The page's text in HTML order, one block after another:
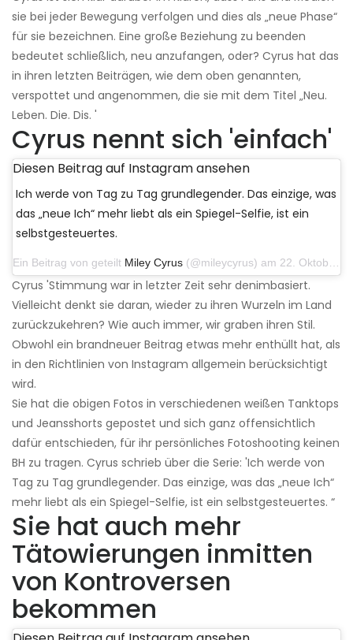
sie bei jeder Bewegung verfolgen und dies als „neue Phase“
für sie bezeichnen. Eine große Beziehung zu beenden
bedeutet schließlich, neu anzufangen, oder? Cyrus hat das
in ihren letzten Beiträgen, wie dem oben genannten,
verspottet und angenommen, die sie mit dem Titel „Neu.
Leben. Die. Dis. '
Cyrus nennt sich 'einfach'
Diesen Beitrag auf Instagram ansehen
Ich werde von Tag zu Tag grundlegender. Das einzige, was
das „neue Ich“ mehr liebt als ein Spiegel-Selfie, ist ein
selbstgesteuertes.
Ein Beitrag von geteilt Miley Cyrus (@mileycyrus) am 22. Oktober 2019 um 11:39 Uhr PDT
Cyrus 'Stimmung war in letzter Zeit sehr denimbasiert.
Vielleicht denkt sie daran, wieder zu ihren Wurzeln im Land
zurückzukehren? Wie auch immer, wir graben ihren Stil.
Obwohl ein brandneuer Beitrag etwas mehr enthüllt hat, als
in den Richtlinien von Instagram allgemein berücksichtigt
wird.
Sie hat die obigen Fotos in verschiedenen weißen Tanktops
und Jeansshorts gepostet und sich ganz offensichtlich
dafür entschieden, für ihr persönliches Fotoshooting keinen
BH zu tragen. Cyrus schrieb über die Serie: 'Ich werde von
Tag zu Tag grundlegender. Das einzige, was das „neue Ich“
mehr liebt als ein Spiegel-Selfie, ist ein selbstgesteuertes. “
Sie hat auch mehr
Tätowierungen inmitten
von Kontroversen
bekommen